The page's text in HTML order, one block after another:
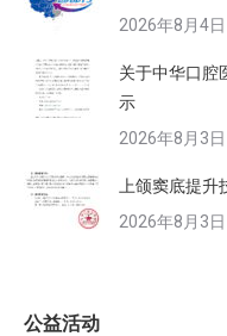
2026年8月4日
关于中华口腔
示
2026年8月3日
上颌窦底提
2026年8月3日
公益活动